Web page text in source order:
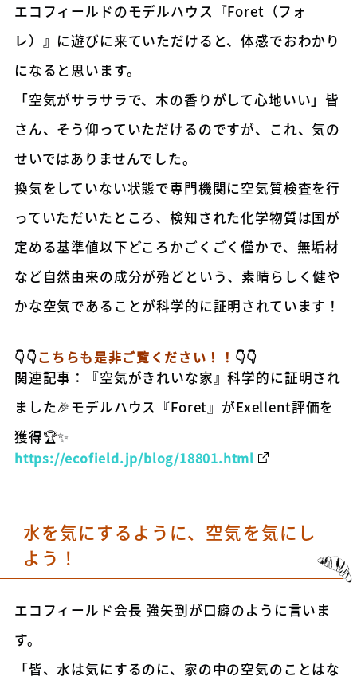
エコフィールドのモデルハウス『Foret（フォ
レ）』に遊びに来ていただけると、体感でおわかり
になると思います。
「空気がサラサラで、木の香りがして心地いい」皆
さん、そう仰っていただけるのですが、これ、気の
せいではありませんでした。
換気をしていない状態で専門機関に空気質検査を行
っていただいたところ、検知された化学物質は国が
定める基準値以下どころかごくごく僅かで、無垢材
など自然由来の成分が殆どという、素晴らしく健や
かな空気であることが科学的に証明されています！
👇👇こちらも是非ご覧ください！！ 👇👇
関連記事：『空気がきれいな家』科学的に証明され
ました🎉モデルハウス『Foret』がExellent評価を
獲得🏆✨
https://ecofield.jp/blog/18801.html
水を気にするように、空気を気にし
よう！
エコフィールド会長 強矢到が口癖のように言いま
す。
「皆、水は気にするのに、家の中の空気のことはな